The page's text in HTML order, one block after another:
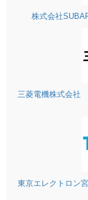
株式会社
三菱電機株式会社
東京エレクトロン